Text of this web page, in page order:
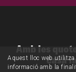
Amb les
casa
Aquest lloc web utilitza
informació amb la